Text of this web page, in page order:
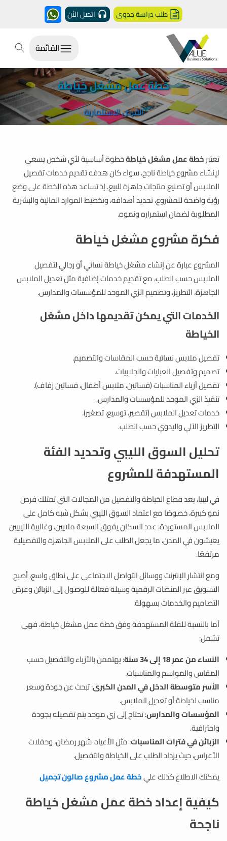
طلب دراسة جدوى اتصل الأن
القائمة
خطة عمل مشغل خياطة
الفرص الاستثمارية
تعتبرخطة عمل مشغل خياطةخطوة أساسية لأي شخص يسعى
لإنشاء مشروع خياطة ناجح، سواء كان هدفه تقديم خدمات تفصيل
الملابس أو تصنيع منتجات جاهزة للبيع. إذ تساعد هذه الخطة على وضع
رؤية واضحة للمشروع، تحديد أهدافه، وتخطيط الموارد المالية والبشرية
المطلوبة لضمان استمراره ونموه.
فكرة مشروع مشغل خياطة
المشروع عبارة عن إنشاء مشغل خياطة نسائي أو رجالي لتفصيل
الملابس حسب الطلب، مع تقديم خدمات إضافية مثل تعديل الملابس
الجاهزة، التطريز، وتصميم الزي الموحد للمؤسسات والمدارس.
الخدمات التي يمكن تقديمها داخل مشغل
الخياطة
تفصيل ملابس نسائية حسب المقاسات والتصميم.
تصميم وتفصيل العبايات والجلابيات.
تفصيل أزياء المناسبات (فساتين، ملابس أطفال، فساتين زفاف).
تنفيذ الزي الموحد للمؤسسات والمدارس.
خدمات تعديل الملابس (تقصير، توسيع، تصغير).
التطريز الآلي واليدوي حسب الطلب.
تحليل السوق الليبي وتحديد الفئة
المستهدفة للمشروع
في ليبيا، يعد قطاع الخياطة والتفصيل من المجالات التي تمتلك فرص
نمو كبيرة، خصوصًا مع اعتماد السوق الليبي بشكل شبه كامل على
الملابس المستوردة. عدد السكان يفوق السبعة ملايين، وغالبية الليبيين
يعيشون في المدن، ما يجعل الطلب على الملابس الجاهزة والتفصيلية
مرتفعًا.
ومع انتشار الإنترنت ووسائل التواصل الاجتماعي على نطاق واسع، أصبح
التسويق عبر المنصات الرقمية وسيلة فعالة للوصول إلى الزبائن وعرض
التصاميم والخدمات بسهولة.
أما بالنسبة للفئة المستهدفة وفق خطة عمل مشغل خياطة، فهي
تشمل:
النساء من عمر 18 إلى 34 سنة
: يهتممن بالأزياء والتفصيل حسب
المقاس والمواسم والمناسبات.
الأسر متوسطة الدخل في المدن الكبرى: تبحث عن جودة وسعر
مناسب لخياطة أو تعديل الملابس.
المؤسسات والمدارس: تحتاج إلى زي موحد يتم تفصيله بجودة
واحترافية.
الزبائن في فترات المناسبات: مثل الأعياد، شهر رمضان، وحفلات
الأعراس، حيث يزداد الطلب على الخياطة والتفصيل.
يمكنك الاطلاع كذلك عليخطة عمل مشروع صالون تجميل
كيفية إعداد خطة عمل مشغل خياطة
ناجحة